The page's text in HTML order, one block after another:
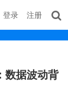
登录 注册
数据波动背